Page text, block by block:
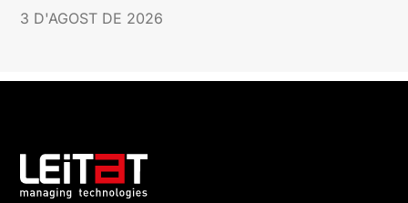
3 D'AGOST DE 2026